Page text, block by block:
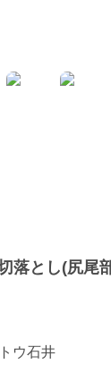
落とし(尻尾
ウ石井